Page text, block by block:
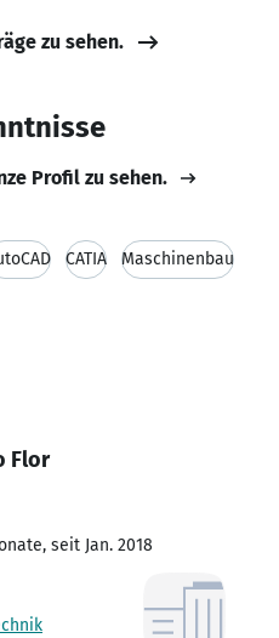
zu sehen.
Profil zu sehen.
CATIA Maschinenbau
Flor
seit Jan. 2018